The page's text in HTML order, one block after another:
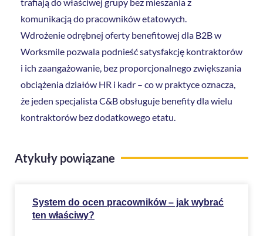
komunikacją do pracowników etatowych.
Wdrożenie odrębnej oferty benefitowej dla B2B w
Worksmile pozwala podnieść satysfakcję kontraktorów
i ich zaangażowanie, bez proporcjonalnego zwiększania
obciążenia działów HR i kadr – co w praktyce oznacza,
że jeden specjalista C&B obsługuje benefity dla wielu
kontraktorów bez dodatkowego etatu.
Atykuły powiązane
System do ocen pracowników – jak wybrać
ten właściwy?